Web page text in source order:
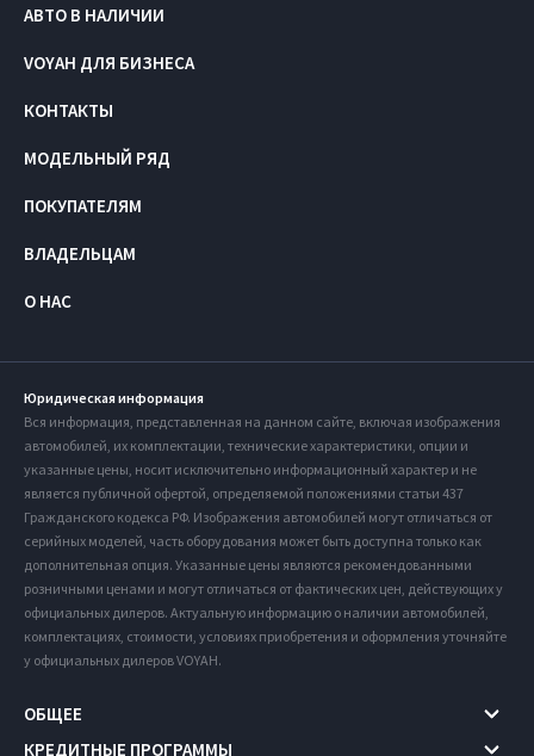
АВТО В НАЛИЧИИ
VOYAH ДЛЯ БИЗНЕСА
КОНТАКТЫ
МОДЕЛЬНЫЙ РЯД
ПОКУПАТЕЛЯМ
ВЛАДЕЛЬЦАМ
О НАС
Юридическая информация
Вся информация, представленная на данном сайте, включая изображения
автомобилей, их комплектации, технические характеристики, опции и
указанные цены, носит исключительно информационный характер и не
является публичной офертой, определяемой положениями статьи 437
Гражданского кодекса РФ. Изображения автомобилей могут отличаться от
серийных моделей, часть оборудования может быть доступна только как
дополнительная опция. Указанные цены являются рекомендованными
розничными ценами и могут отличаться от фактических цен, действующих у
официальных дилеров. Актуальную информацию о наличии автомобилей,
комплектациях, стоимости, условиях приобретения и оформления уточняйте
у официальных дилеров VOYAH.
ОБЩЕЕ
КРЕДИТНЫЕ ПРОГРАММЫ